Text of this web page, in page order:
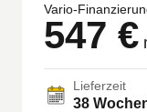
Vario-
547 €
Lieferzeit
38